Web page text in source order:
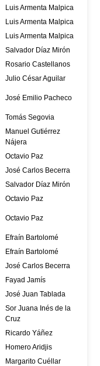
Luis Armenta Malpica
Luis Armenta Malpica
Luis Armenta Malpica
Salvador Díaz Mirón
Rosario Castellanos
Julio César Aguilar
José Emilio Pacheco
Tomás Segovia
Manuel Gutiérrez
Nájera
Octavio Paz
José Carlos Becerra
Salvador Díaz Mirón
Octavio Paz
Octavio Paz
Efraín Bartolomé
Efraín Bartolomé
José Carlos Becerra
Fayad Jamís
José Juan Tablada
Sor Juana Inés de la
Cruz
Ricardo Yáñez
Homero Aridjis
Margarito Cuéllar